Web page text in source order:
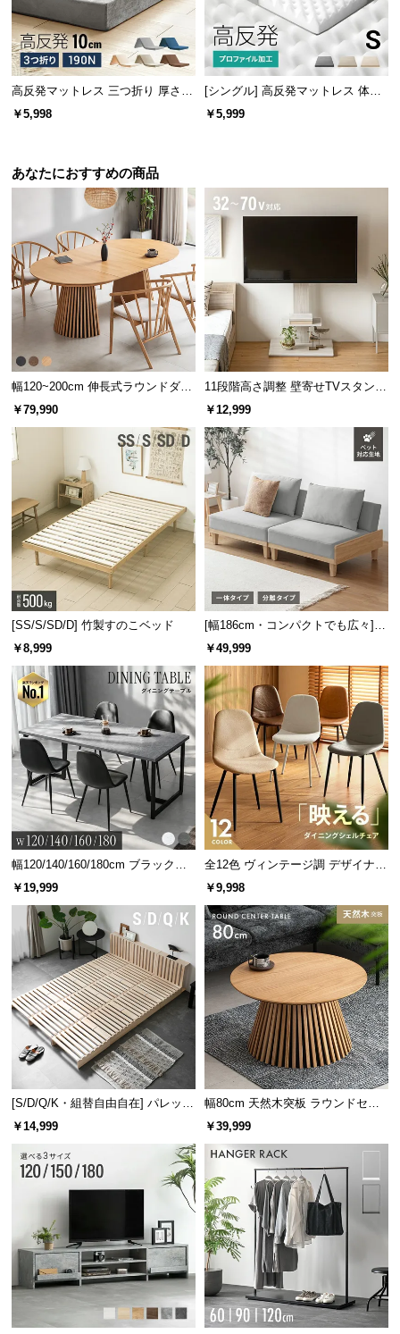
高反発マットレス 三つ折り 厚さ10
cm SS
￥5,998
[シングル] 高反発マットレス 体圧
分散プロファイル加工 厚さ10cm
￥5,999
あなたにおすすめの商品
幅120~200cm 伸長式ラウンドダイ
ニングテーブル 6人掛け 天然木突
板 美しい格子デザイン
￥79,990
11段階高さ調整 壁寄せTVスタンド
キャスター付き 上下左右角度調節
￥12,999
[SS/S/SD/D] 竹製すのこベッド
￥8,999
[幅186cm・コンパクトでも広々] 3
人掛けソファベッド リクライニン
￥49,999
幅120/140/160/180cm ブラックフ
レーム ダイニング 大理石調 4人掛
￥19,999
全12色 ヴィンテージ調 デザイナー
ズシェルチェア
￥9,998
[S/D/Q/K・組替自由自在] パレット
ベッド 8/12/16枚セット
￥14,999
幅80cm 天然木突板 ラウンドセン
ターテーブル 美しい格子デザイン
￥39,999